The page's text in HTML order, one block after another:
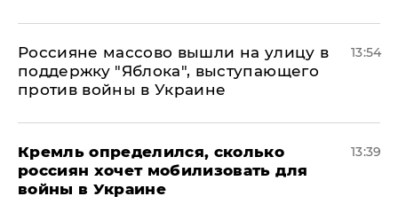
Россияне массово вышли на улицу в
поддержку "Яблока", выступающего
против войны в Украине
13:54
Кремль определился, сколько
россиян хочет мобилизовать для
войны в Украине
13:39